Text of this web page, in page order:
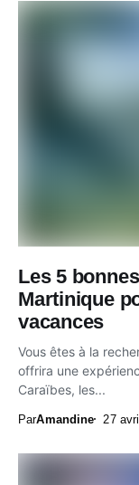
Les 5
Martinique
vacances
Vous êtes à la
offrira une
Caraïbes, les...
ParAmandine 27